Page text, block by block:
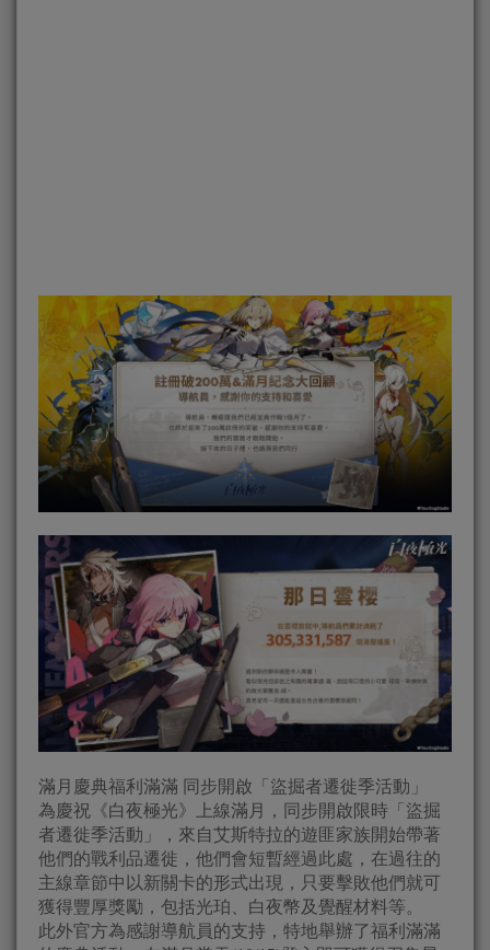
滿月慶典福利滿滿 同步開啟「盜掘者遷徙季活動」
為慶祝《白夜極光》上線滿月，同步開啟限時「盜掘
者遷徙季活動」，來自艾斯特拉的遊匪家族開始帶著
他們的戰利品遷徙，他們會短暫經過此處，在過往的
主線章節中以新關卡的形式出現，只要擊敗他們就可
獲得豐厚獎勵，包括光珀、白夜幣及覺醒材料等。
此外官方為感謝導航員的支持，特地舉辦了福利滿滿